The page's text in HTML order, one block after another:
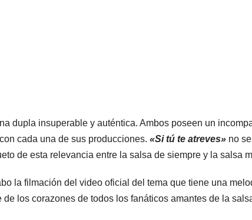
dupla insuperable y auténtica. Ambos poseen un
cada una de sus producciones. «Si tú te atreves» no
de esta relevancia entre la salsa de siempre y la salsa
la filmación del video oficial del tema que tiene una
los corazones de todos los fanáticos amantes de la